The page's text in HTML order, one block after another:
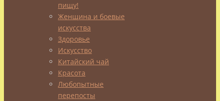
Как
же
хочется
поскорее
приблизить
лето!
И
пищу!
Женщина и боевые
искусства
Здоровье
Искусство
Китайский чай
Красота
Любопытные
перепосты